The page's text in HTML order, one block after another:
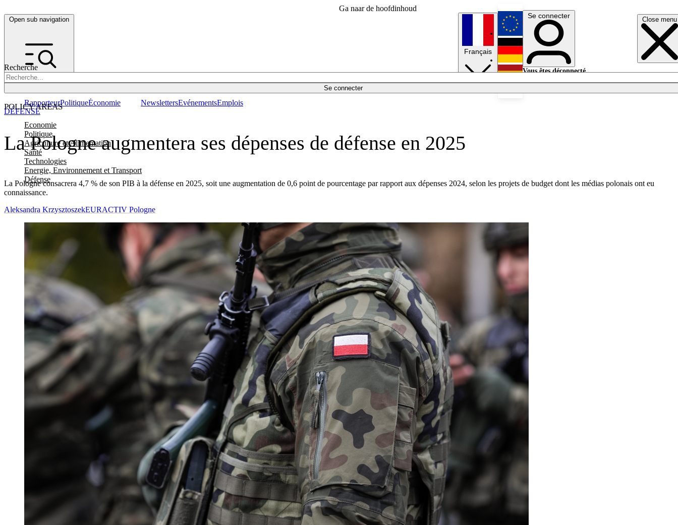
Ga naar de hoofdinhoud
Open sub navigation Close menu
Recherche
Se connecter
POLICY AREAS
Economie
Politique
Agriculture et Alimentation
Santé
Technologies
Energie, Environnement et Transport
Défense
RapporteurPolitiqueÉconomie NewslettersEvénementsEmplois
Français
English
Deutsch
Se connecter
Vous êtes déconnecté.
La Pologne augmentera ses dépenses de défense en 2025
La Pologne consacrera 4,7 % de son PIB à la défense en 2025, soit une augmentation de 0,6 point de pourcentage par rapport aux dépenses 2024, selon les projets de budget dont les médias polonais ont eu
connaissance.
DÉFENSE
Aleksandra KrzysztoszekEURACTIV Pologne